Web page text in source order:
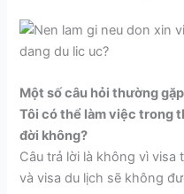
Một số câu hỏi thường
Tôi có thể làm việc trong
đời không?
Câu trả lời là không vì visa
và visa du lịch sẽ không